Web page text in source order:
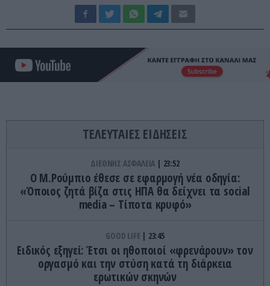
ΤΕΛΕΥΤΑΙΕΣ ΕΙΔΗΣΕΙΣ
ΔΙΕΘΝΗΣ ΑΣΦΑΛΕΙΑ 23:52
Ο Μ.Ρούμπιο έθεσε σε εφαρμογή νέα οδηγία:
«Όποιος ζητά βίζα στις ΗΠΑ θα δείχνει τα social
media – Τίποτα κρυφό»
GOOD LIFE 23:45
Ειδικός εξηγεί: Έτσι οι ηθοποιοί «φρενάρουν» τον
οργασμό και την στύση κατά τη διάρκεια
ερωτικών σκηνών